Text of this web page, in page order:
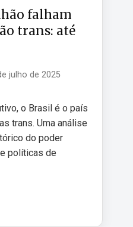
falham
trans: até
julho de 2025
o Brasil é o país
trans. Uma análise
do poder
políticas de